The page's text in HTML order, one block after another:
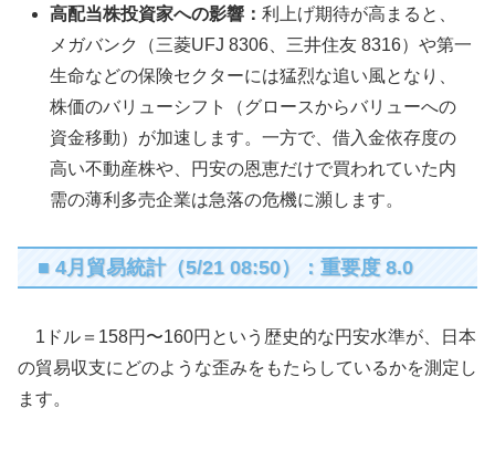
高配当株投資家への影響：利上げ期待が高まると、
メガバンク（三菱UFJ 8306、三井住友 8316）や第一
生命などの保険セクターには猛烈な追い風となり、
株価のバリューシフト（グロースからバリューへの
資金移動）が加速します。一方で、借入金依存度の
高い不動産株や、円安の恩恵だけで買われていた内
需の薄利多売企業は急落の危機に瀕します。
■ 4月貿易統計（5/21 08:50）：重要度 8.0
1ドル＝158円〜160円という歴史的な円安水準が、日本
の貿易収支にどのような歪みをもたらしているかを測定し
ます。